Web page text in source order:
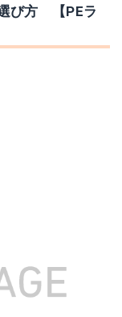
び方 【PEラ